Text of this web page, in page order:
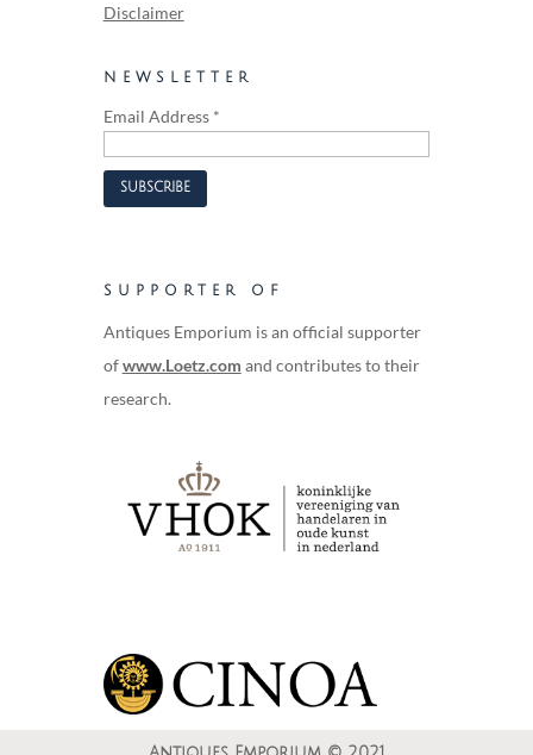
Disclaimer
NEWSLETTER
Email Address *
SUPPORTER OF
Antiques Emporium is an official supporter
ofwww.Loetz.com and contributes to their
research.